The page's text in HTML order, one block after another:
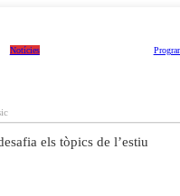
Notícies
els tòpics de l’estiu